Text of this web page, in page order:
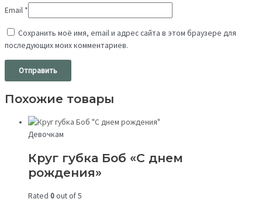
Email *
Сохранить моё имя, email и адрес сайта в этом браузере для
последующих моих комментариев.
Похожие товары
Девочкам
Круг губка Боб «С днем
рождения»
Rated 0out of 5